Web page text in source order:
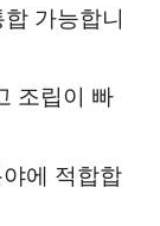
가능합니
조립이 빠
에 적합합